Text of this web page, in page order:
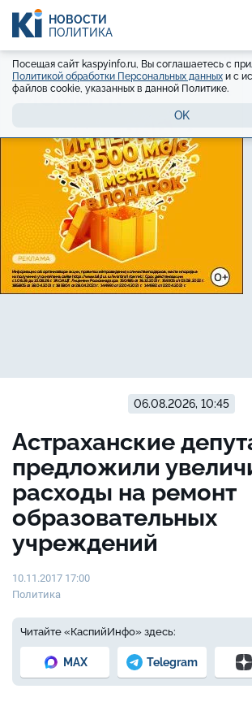
НОВОСТИ
ПОЛИТИКА
Посещая сайт kaspyinfo.ru, Вы соглашаетесь с
Политикой обработки Персональных данных и с
файлов cookie, указанных в данной Политике.
OK
06.08.2026, 10:45
Астраханские
предложили
расходы на ремонт
образовательных
учреждений
10.11.2017 17:00
Политика
Читайте «КаспийИнфо» здесь:
MAX Telegram